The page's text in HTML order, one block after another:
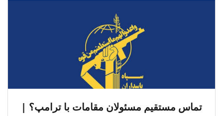
تماس مستقیم مسئولان مقامات با ترامپ؟ |